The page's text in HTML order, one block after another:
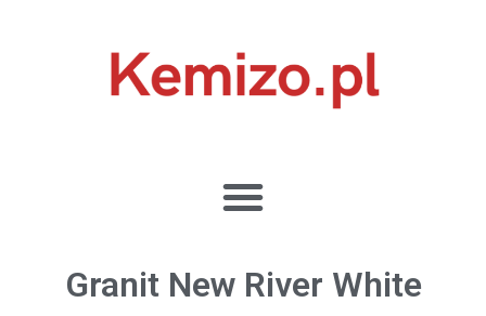
Granit New River White